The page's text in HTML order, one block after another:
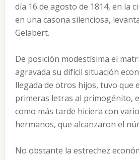
día 16 de agosto de 1814, en la
en una casona silenciosa,
Gelabert.
De posición modestísima el
agravada su difícil situación
llegada de otros hijos, tuvo que
primeras letras al primogénito,
como más tarde hiciera con
hermanos, que alcanzaron el
No obstante la estrechez